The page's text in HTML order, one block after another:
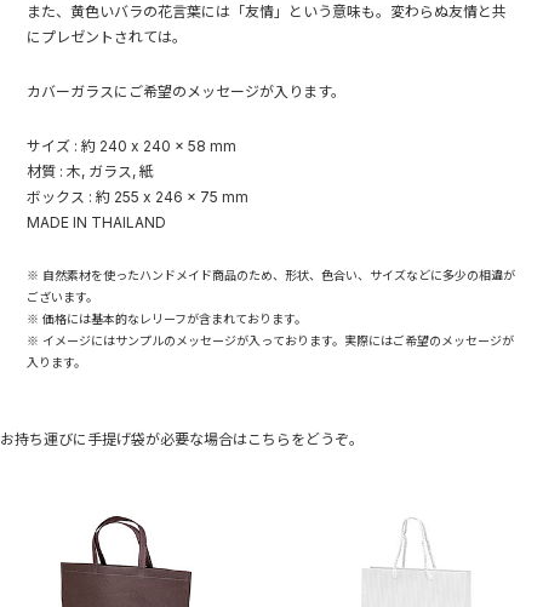
また、黄色いバラの花言葉には「友情」という意味も。変わらぬ友情と共
にプレゼントされては。
カバーガラスにご希望のメッセージが入ります。
サイズ : 約 240 x 240 x 58 mm
材質 : 木, ガラス, 紙
ボックス : 約 255 x 246 x 75 mm
MADE IN THAILAND
※ 自然素材を使ったハンドメイド商品のため、形状、色合い、サイズなどに多少の相違が
ございます。
※ 価格には基本的なレリーフが含まれております。
※ イメージにはサンプルのメッセージが入っております。実際にはご希望のメッセージが
入ります。
お持ち運びに手提げ袋が必要な場合はこちらをどうぞ。